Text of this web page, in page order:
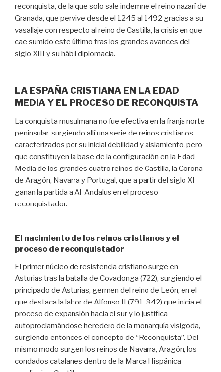
reconquista, de la que solo sale indemne el reino nazarí de
Granada, que pervive desde el 1245 al 1492 gracias a su
vasallaje con respecto al reino de Castilla, la crisis en que
cae sumido este último tras los grandes avances del
siglo XIII y su hábil diplomacia.
LA ESPAÑA CRISTIANA EN LA EDAD
MEDIA Y EL PROCESO DE RECONQUISTA
La conquista musulmana no fue efectiva en la franja norte
peninsular, surgiendo allí una serie de reinos cristianos
caracterizados por su inicial debilidad y aislamiento, pero
que constituyen la base de la configuración en la Edad
Media de los grandes cuatro reinos de Castilla, la Corona
de Aragón, Navarra y Portugal, que a partir del siglo XI
ganan la partida a Al-Andalus en el proceso
reconquistador.
El nacimiento de los reinos cristianos y el
proceso de reconquistador
El primer núcleo de resistencia cristiano surge en
Asturias tras la batalla de Covadonga (722), surgiendo el
principado de Asturias, germen del reino de León, en el
que destaca la labor de Alfonso II (791-842) que inicia el
proceso de expansión hacia el sur y lo justifica
autoproclamándose heredero de la monarquía visigoda,
surgiendo entonces el concepto de “Reconquista”. Del
mismo modo surgen los reinos de Navarra, Aragón, los
condados catalanes dentro de la Marca Hispánica